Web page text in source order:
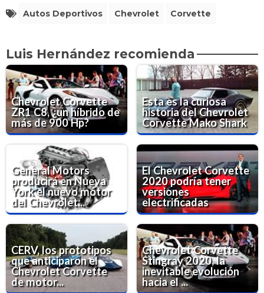
Autos Deportivos Chevrolet Corvette
Luis Hernández recomienda
Chevrolet Corvette
ZR1 C8, ¿un híbrido de
más de 900 Hp?
Esta es la curiosa
historia del Chevrolet
Corvette Mako Shark
General Motors
producirá en Nueva
York el nuevo motor
del Chevrolet...
El Chevrolet Corvette
2020 podría tener
versiones
electrificadas
CERV, los prototipos
que anticiparon el
Chevrolet Corvette
de motor...
Chevrolet Corvette
Stingray 2020, la
inevitable evolución
hacia el ...